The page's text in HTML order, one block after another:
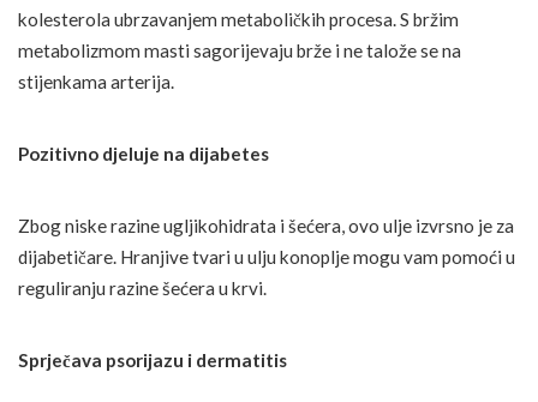
kolesterola ubrzavanjem metaboličkih procesa. S bržim
metabolizmom masti sagorijevaju brže i ne talože se na
stijenkama arterija.
Pozitivno djeluje na dijabetes
Zbog niske razine ugljikohidrata i šećera, ovo ulje izvrsno je za
dijabetičare. Hranjive tvari u ulju konoplje mogu vam pomoći u
reguliranju razine šećera u krvi.
Sprječava psorijazu i dermatitis